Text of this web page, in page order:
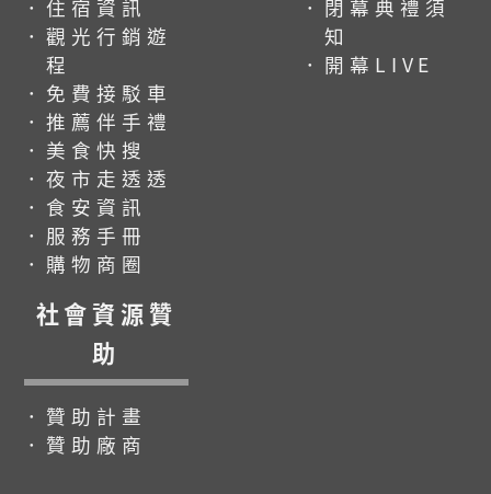
．住宿資訊
．觀光行銷遊
程
．免費接駁車
．推薦伴手禮
．美食快搜
．夜市走透透
．食安資訊
．服務手冊
．購物商圈
．閉幕典禮須
知
．開幕LIVE
社會資源贊
助
．贊助計畫
．贊助廠商